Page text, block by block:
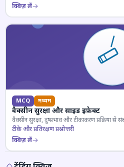
क्विज़ लें
MCQ मध्यम
वैक्सीन सुरक्षा और साइड इफ़ेक्ट
वैक्सीन सुरक्षा, दुष्प्रभाव और टीकाकरण प्रक्रिया से
टीके और प्रतिरक्षण प्रश्नोत्तरी
क्विज़ लें